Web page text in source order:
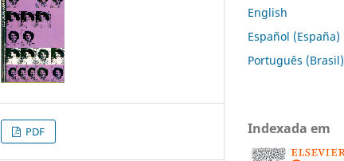
PDF
English
Español (España)
Português (Brasil)
Indexada em